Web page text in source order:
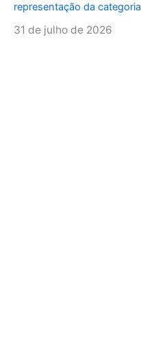
representação da categoria
31 de julho de 2026